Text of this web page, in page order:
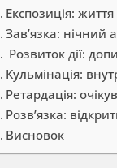
Експозиція:
Зав’язка: нічний
Розвиток дії:
Кульмінація:
Ретардація:
Розв’язка:
Висновок